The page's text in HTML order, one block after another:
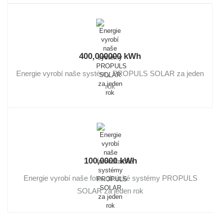
400,000000kWh
Energie vyrobí naše systémy PROPULS SOLAR za jeden
rok
100,0000kWh
Energie vyrobí naše fotovoltaické systémy PROPULS
SOLAR za jeden rok